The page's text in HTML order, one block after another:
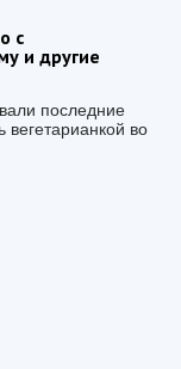
с
и другие
последние
вегетарианкой во